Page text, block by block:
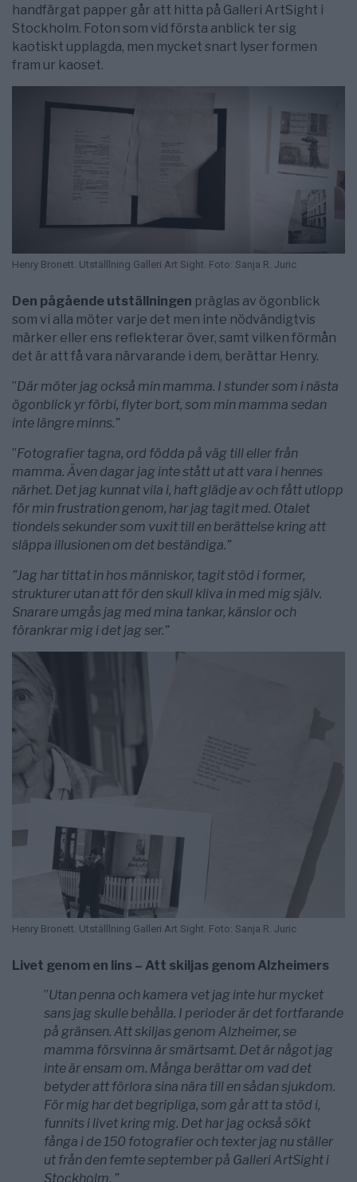
handfärgat papper går att hitta på Galleri ArtSight i
Stockholm. Foton som vid första anblick ter sig
kaotiskt upplagda, men mycket snart lyser formen
fram ur kaoset.
Henry Bronett. Utställlning Galleri Art Sight. Foto: Sanja R. Juric
Den pågående utställningen präglas av ögonblick
som vi alla möter varje det men inte nödvändigtvis
märker eller ens reflekterar över, samt vilken förmån
det är att få vara närvarande i dem, berättar Henry.
”Där möter jag också min mamma. I stunder som i nästa
ögonblick yr förbi, flyter bort, som min mamma sedan
inte längre minns.”
”Fotografier tagna, ord födda på väg till eller från
mamma. Även dagar jag inte stått ut att vara i hennes
närhet. Det jag kunnat vila i, haft glädje av och fått utlopp
för min frustration genom, har jag tagit med. Otalet
tiondels sekunder som vuxit till en berättelse kring att
släppa illusionen om det beständiga.”
”Jag har tittat in hos människor, tagit stöd i former,
strukturer utan att för den skull kliva in med mig själv.
Snarare umgås jag med mina tankar, känslor och
förankrar mig i det jag ser.”
Henry Bronett. Utställlning Galleri Art Sight. Foto: Sanja R. Juric
Livet genom en lins – Att skiljas genom Alzheimers
”Utan penna och kamera vet jag inte hur mycket
sans jag skulle behålla. I perioder är det fortfarande
på gränsen. Att skiljas genom Alzheimer, se
mamma försvinna är smärtsamt. Det är något jag
inte är ensam om. Många berättar om vad det
betyder att förlora sina nära till en sådan sjukdom.
För mig har det begripliga, som går att ta stöd i,
funnits i livet kring mig. Det har jag också sökt
fånga i de 150 fotografier och texter jag nu ställer
ut från den femte september på Galleri ArtSight i
Stockholm. ”